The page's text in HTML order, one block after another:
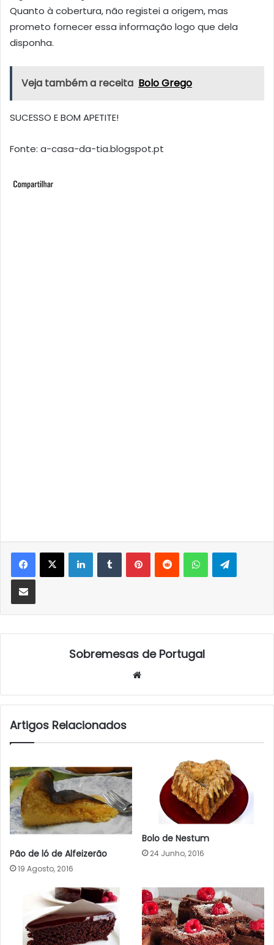
Quanto à cobertura, não registei a origem, mas
prometo fornecer essa informação logo que dela
disponha.
Veja também a receita Bolo Grego
SUCESSO E BOM APETITE!
Fonte: a-casa-da-tia.blogspot.pt
LinkedInTumblrPinterestReddit WhatsApp
Partilhar Via Email
Sobremesas de Portugal
Artigos Relacionados
Pão de ló de Alfeizerão
19 Agosto, 2016
Bolo de Nestum
24 Junho, 2016